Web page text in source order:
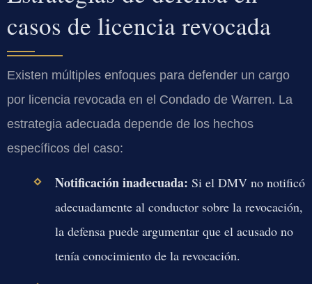
casos de licencia revocada
Existen múltiples enfoques para defender un cargo
por licencia revocada en el Condado de Warren. La
estrategia adecuada depende de los hechos
específicos del caso:
Notificación inadecuada: Si el DMV no notificó
adecuadamente al conductor sobre la revocación,
la defensa puede argumentar que el acusado no
tenía conocimiento de la revocación.